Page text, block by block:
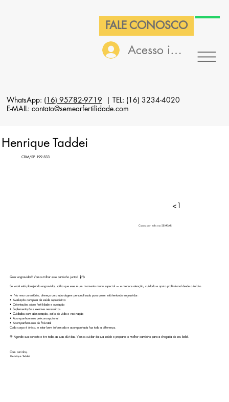
FALE CONOSCO
Acesso interno
WhatsApp: (16) 95782-9719 | TEL: (16) 3234-4020
E-MAIL: contato@semearfertilidade.com
Henrique Taddei
CRM/SP 199.833
Quer engravidar? Vamos trilhar esse caminho juntos! 🤰🩺
Se você está planejando engravidar, saiba que esse é um momento muito especial — e merece atenção, cuidado e apoio profissional desde o início.
🔹 No meu consultório, ofereço uma abordagem personalizada para quem está tentando engravidar:
• Avaliação completa da saúde reprodutiva
• Orientações sobre fertilidade e ovulação
• Suplementação e exames necessários
• Cuidados com alimentação, estilo de vida e vacinação
• Acompanhamento pré-concepcional
• Acompanhamento de Pré-natal
Cada corpo é único, e estar bem informada e acompanhada faz toda a diferença.
💬 Agende sua consulta e tire todas as suas dúvidas. Vamos cuidar da sua saúde e preparar o melhor caminho para a chegada do seu bebê.
Com carinho,
Henrique Taddei
Casos por mês na SEMEAR
<1